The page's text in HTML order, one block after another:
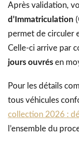
Après validation,
d’Immatriculation
permet de circuler
Celle-ci arrive par
jours ouvrés en
Pour les détails
tous véhicules
collection 2026 :
l’ensemble du